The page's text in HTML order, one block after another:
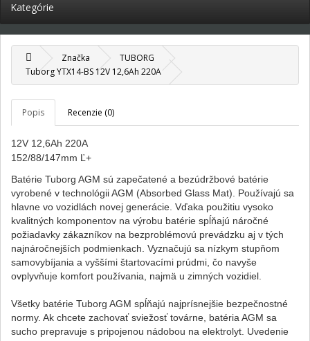
Kategórie
Značka
TUBORG
Tuborg YTX14-BS 12V 12,6Ah 220A
Popis Recenzie (0)
12V 12,6Ah 220A
152/88/147mm Ľ+
Batérie Tuborg AGM sú zapečatené a bezúdržbové batérie
vyrobené v technológii AGM (Absorbed Glass Mat). Používajú sa
hlavne vo vozidlách novej generácie. Vďaka použitiu vysoko
kvalitných komponentov na výrobu batérie spĺňajú náročné
požiadavky zákazníkov na bezproblémovú prevádzku aj v tých
najnáročnejších podmienkach. Vyznačujú sa nízkym stupňom
samovybíjania a vyššími štartovacími prúdmi, čo navyše
ovplyvňuje komfort používania, najmä u zimných vozidiel.
Všetky batérie Tuborg AGM spĺňajú najprísnejšie bezpečnostné
normy. Ak chcete zachovať sviežosť továrne, batéria AGM sa
sucho prepravuje s pripojenou nádobou na elektrolyt. Uvedenie